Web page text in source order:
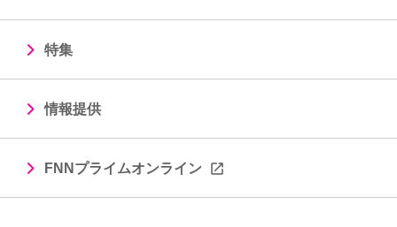
特集
情報提供
FNNプライムオンライン